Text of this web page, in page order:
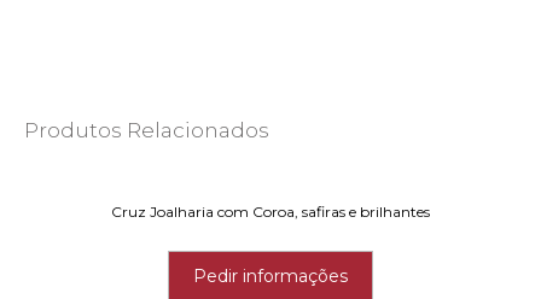
Produtos Relacionados
Cruz Joalharia com Coroa, safiras e brilhantes
Pedir informações